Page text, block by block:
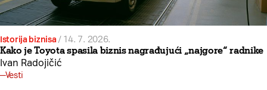
Istorija biznisa / 14. 7. 2026.
Kako je Toyota spasila biznis nagrađujući „najgore“ radnike
Ivan Radojičić
Vesti